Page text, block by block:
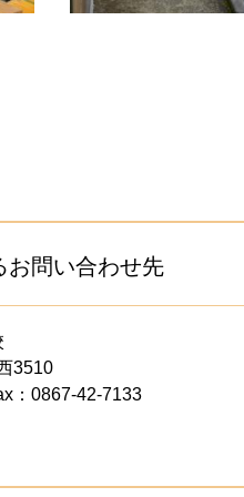
お問い合わせ先
3510
：0867-42-7133